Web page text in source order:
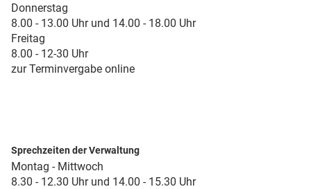
Donnerstag
8.00 - 13.00 Uhr und 14.00 - 18.00 Uhr
Freitag
8.00 - 12-30 Uhr
zur Terminvergabe online
Sprechzeiten der Verwaltung
Montag - Mittwoch
8.30 - 12.30 Uhr und 14.00 - 15.30 Uhr